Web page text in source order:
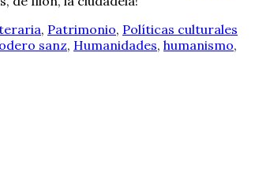
, Patrimonio, Políticas culturales
sanz, Humanidades, humanismo,